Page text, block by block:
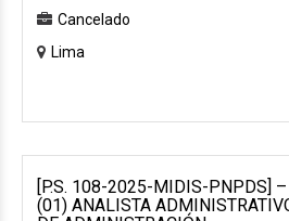
Cancelado
Lima
[P.S. 108-2025-MIDIS-PNPDS]
(01) ANALISTA